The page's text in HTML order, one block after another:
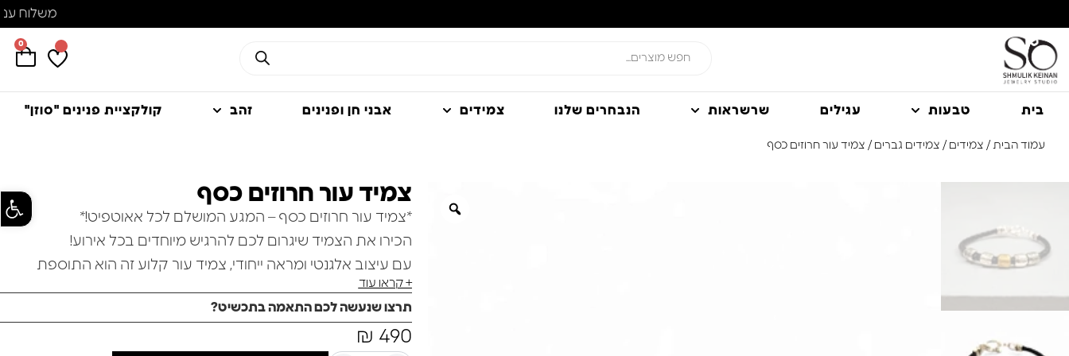
0
בית טבעות עגילים שרשראות הנבחרים שלנו צמידים אבני חן ופנינים זהב קולקציית פנינים "סוזן"
עמוד הבית / צמידים / צמידים גברים / צמיד עור חרוזים כסף
צמיד עור חרוזים כסף
*צמיד עור חרוזים כסף – המגע המושלם לכל אאוטפיט!*
הכירו את הצמיד שיגרום לכם להרגיש מיוחדים בכל אירוע!
עם עיצוב אלגנטי ומראה ייחודי, צמיד עור קלוע זה הוא התוספת
המושלמת לארון התכשיטים שלכם.
מבריק,מט וציפוי זהב שמוסיף נופך יוקרתי.
+ קראו עוד
תרצו שנעשה לכם התאמה בתכשיט?
₪ 490
פתח